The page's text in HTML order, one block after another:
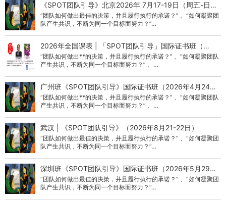
《SPOT团队引导》北京2026年 7月17-19日（周五-日…
“团队如何做出最佳的决策，并且履行执行的承诺？” 、“如何凝聚团
队产生共识，不断为同一个目标而努力？”…
2026年全国课表 | 「SPOT团队引导」国际证书班（…
“团队如何做出**的决策，并且履行执行的承诺？” 、“如何凝聚团队
产生共识，不断为同一个目标而努力？” 、…
广州班《SPOT团队引导》国际证书班（2026年4月24…
“团队如何做出**的决策，并且履行执行的承诺？” 、“如何凝聚团队
产生共识，不断为同一个目标而努力？” 、…
武汉 | 《SPOT团队引导》（2026年8月21-22日）
“团队如何做出最佳的决策，并且履行执行的承诺？” 、“如何凝聚团
队产生共识，不断为同一个目标而努力？”…
深圳班《SPOT团队引导》国际证书班（2026年5月29…
“团队如何做出最佳的决策，并且履行执行的承诺？” 、“如何凝聚团
队产生共识，不断为同一个目标而努力？”…